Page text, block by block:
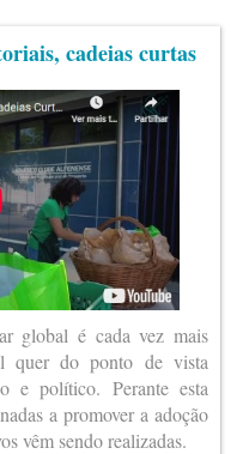
cadeias curtas
global é cada vez mais
quer do ponto de vista
e político. Perante esta
a promover a adoção
vêm sendo realizadas.